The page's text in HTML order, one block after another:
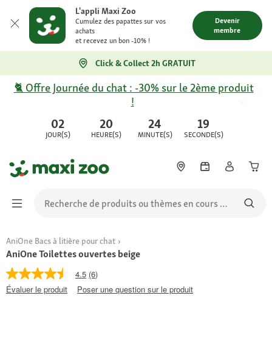
L'appli Maxi Zoo
Cumulez des papattes sur vos
achats
et recevez un bon -10% !
Devenir
membre
Click & Collect 2h GRATUIT
02
JOUR(S)
20
HEURE(S)
24
MINUTE(S)
19
SECONDE(S)
🐈 Offre Journée du chat : -30% sur le 2ème produit
!
AniOne Bacs à litière pour chat
AniOne Toilettes ouvertes beige
4.5 (6)
Évaluer le produit
Poser une question sur le produit